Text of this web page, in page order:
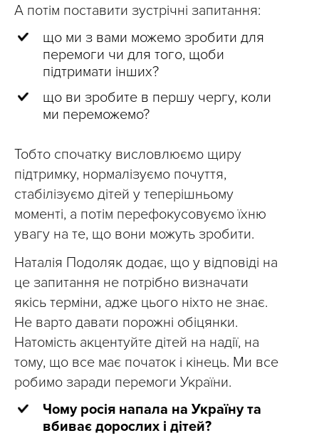
А потім поставити зустрічні запитання:
що ми з вами можемо зробити для
перемоги чи для того, щоби
підтримати інших?
що ви зробите в першу чергу, коли
ми переможемо?
Тобто спочатку висловлюємо щиру
підтримку, нормалізуємо почуття,
стабілізуємо дітей у теперішньому
моменті, а потім перефокусовуємо їхню
увагу на те, що вони можуть зробити.
Наталія Подоляк додає, що у відповіді на
це запитання не потрібно визначати
якісь терміни, адже цього ніхто не знає.
Не варто давати порожні обіцянки.
Натомість акцентуйте дітей на надії, на
тому, що все має початок і кінець. Ми все
робимо заради перемоги України.
Чому росія напала на Україну та
вбиває дорослих і дітей?